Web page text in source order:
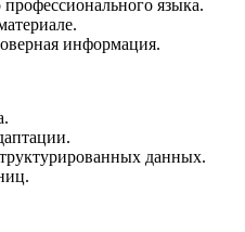
языка.
информация.
данных.